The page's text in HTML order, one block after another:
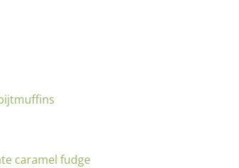
caramel fudge